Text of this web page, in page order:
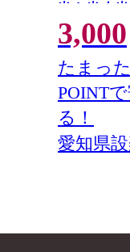
米 お米 白
愛知県産 こ
カリ 表彰 ブ
3,000
たまっ
POINT
る！
愛知県